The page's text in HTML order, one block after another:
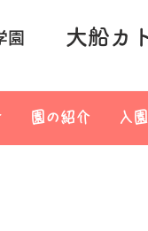
園 大船カ
園の紹介 入